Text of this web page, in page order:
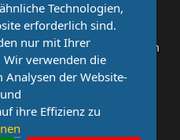
mehr Beachtung findet? Dann
suchen Ihren Verein für eine
Sie Ihre Spielberichte,
Aufrufe bei uns!
Technologien,
erforderlich sind.
nur mit Ihrer
verwenden die
Analysen der Website-
ihre Effizienz zu